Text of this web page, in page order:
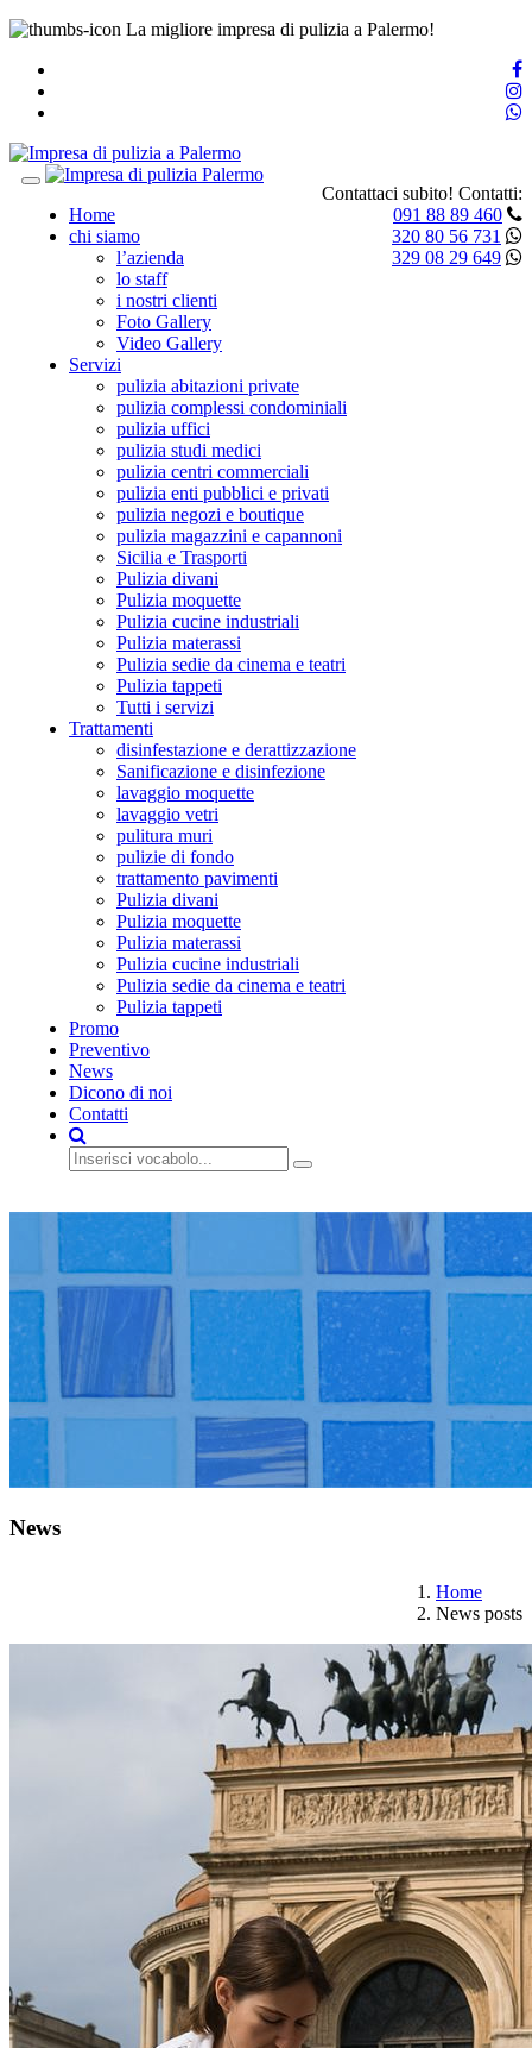
La migliore impresa di pulizia a Palermo!
Contattaci subito! Contatti:
091 88 89 460
320 80 56 731
329 08 29 649
Toggle
navigationHome
chi siamo
l’azienda
lo staff
i nostri clienti
Foto Gallery
Video Gallery
Servizi
pulizia abitazioni private
pulizia complessi condominiali
pulizia uffici
pulizia studi medici
pulizia centri commerciali
pulizia enti pubblici e privati
pulizia negozi e boutique
pulizia magazzini e capannoni
Sicilia e Trasporti
Pulizia divani
Pulizia moquette
Pulizia cucine industriali
Pulizia materassi
Pulizia sedie da cinema e teatri
Pulizia tappeti
Tutti i servizi
Trattamenti
disinfestazione e derattizzazione
Sanificazione e disinfezione
lavaggio moquette
lavaggio vetri
pulitura muri
pulizie di fondo
trattamento pavimenti
Pulizia divani
Pulizia moquette
Pulizia materassi
Pulizia cucine industriali
Pulizia sedie da cinema e teatri
Pulizia tappeti
Promo
Preventivo
News
Dicono di noi
Contatti
News
Home
News posts